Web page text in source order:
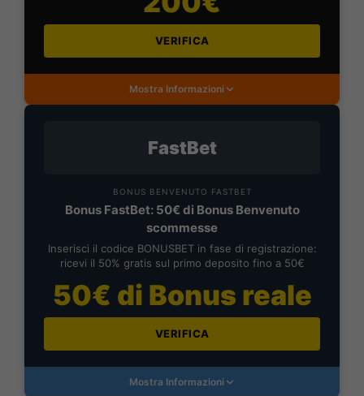
VERIFICA
Mostra Informazioni
FastBet
BONUS BENVENUTO FASTBET
Bonus FastBet: 50€ di Bonus Benvenuto
scommesse
Inserisci il codice BONUSBET in fase di registrazione:
ricevi il 50% gratis sul primo deposito fino a 50€
50€ di Bonus reale
VERIFICA
Mostra Informazioni